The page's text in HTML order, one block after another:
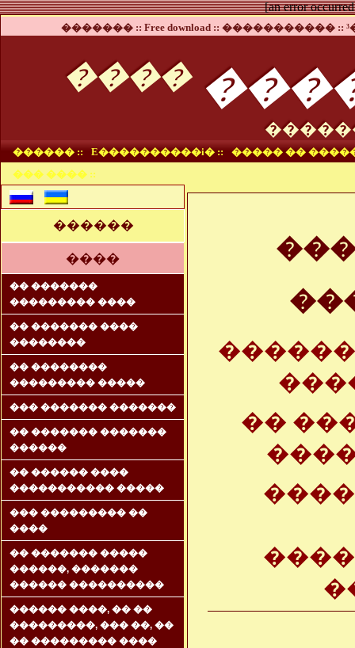
[an error
������� :: Free download :: ����������� ::
����
������ :: E����������i� ::
����� ��
��� ���� ::
������
����
�� �������
��������� ����
�� ������� ����
��������
�� ��������
��������� �����
��� ������� �������
�� ������� �������
������
�� ������ ����
����������� �����
��� ��������� ��
����
�� ������� �����
������, �������
������ ����������
������ ����, �� ��
���������, ��� ��, ��
�� ��������� ����
��